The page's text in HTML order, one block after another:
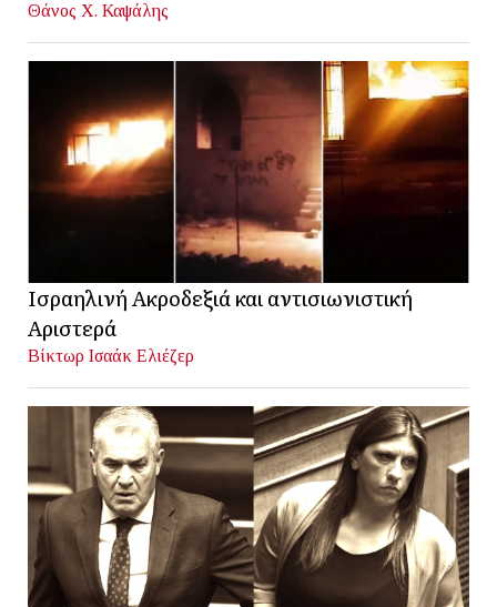
Θάνος Χ. Καψάλης
Ισραηλινή Ακροδεξιά και αντισιωνιστική
Αριστερά
Βίκτωρ Ισαάκ Ελιέζερ